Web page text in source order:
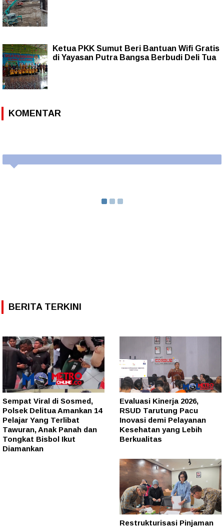
Ketua PKK Sumut Beri Bantuan Wifi Gratis
di Yayasan Putra Bangsa Berbudi Deli Tua
KOMENTAR
BERITA TERKINI
Sempat Viral di Sosmed,
Polsek Delitua Amankan 14
Pelajar Yang Terlibat
Tawuran, Anak Panah dan
Tongkat Bisbol Ikut
Diamankan
Evaluasi Kinerja 2026,
RSUD Tarutung Pacu
Inovasi demi Pelayanan
Kesehatan yang Lebih
Berkualitas
Restrukturisasi Pinjaman